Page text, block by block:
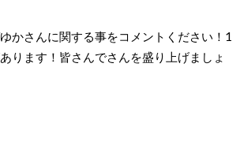
かさんに関する事をコメントください！1
ります！皆さんでさんを盛り上げましょ